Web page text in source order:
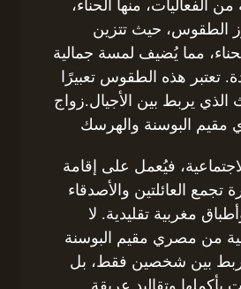
الفعاليات، منها الحناء،
الطقوس، حيث تتزين
مما يُضيف لمسة جمالية
تعتبر هذه الطقوس تعبيرًا
الذي يربط بين الأجيال.زواج
البوسنة والهرسك
فيُعمل على إقامة
العائلتين والأصدقاء
مغربية تقليدية. لا
من مصري مقيم البوسنة
بين شخصين فقط، بل
بأكملها وتقاليد عريقة